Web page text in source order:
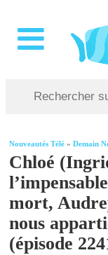
Nouveautés Télé »Demain
Chloé
mort,
nous
(épisode